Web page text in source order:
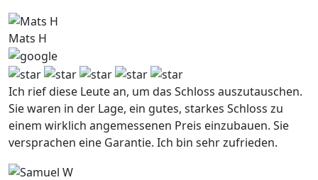
Mats H
Ich rief diese Leute an, um das Schloss auszutauschen.
Sie waren in der Lage, ein gutes, starkes Schloss zu
einem wirklich angemessenen Preis einzubauen. Sie
versprachen eine Garantie. Ich bin sehr zufrieden.